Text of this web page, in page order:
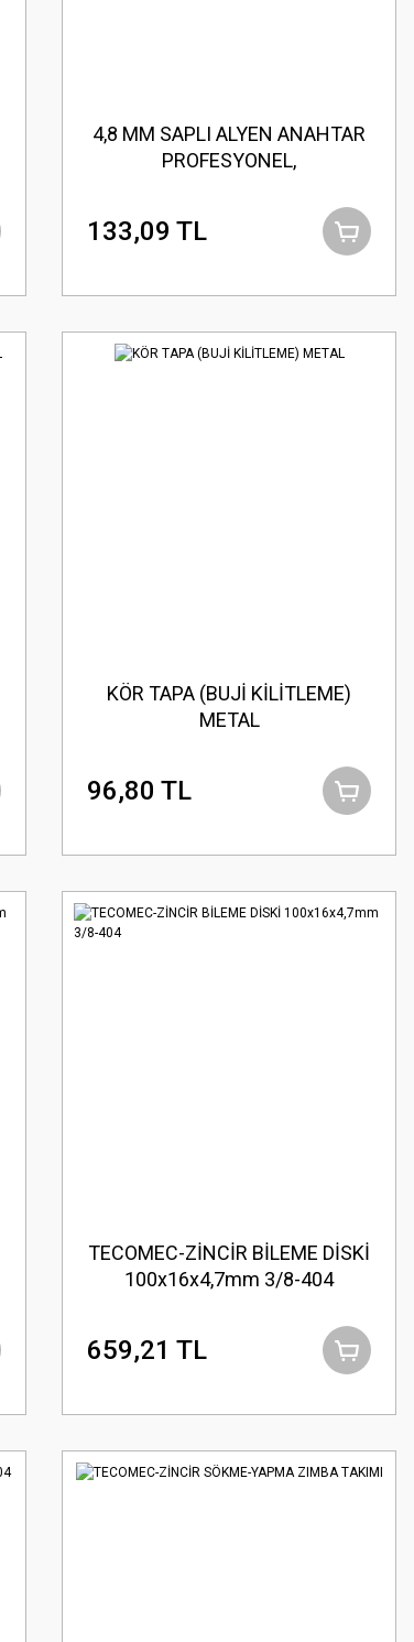
4,8 MM SAPLI ALYEN ANAHTAR
PROFESYONEL,
133,09 TL
KÖR TAPA (BUJİ KİLİTLEME)
METAL
96,80 TL
TECOMEC-ZİNCİR BİLEME DİSKİ
100x16x4,7mm 3/8-404
659,21 TL